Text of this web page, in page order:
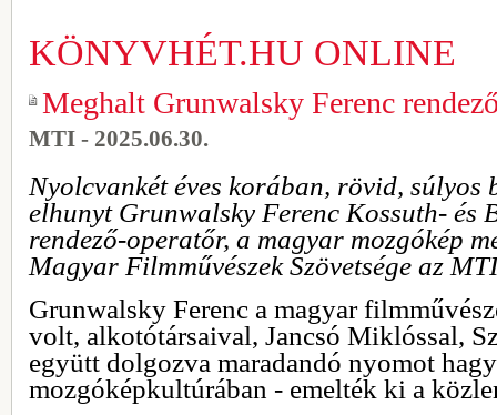
KÖNYVHÉT.HU ONLINE
Meghalt Grunwalsky Ferenc
MTI - 2025.06.30.
Nyolcvankét éves korában, rövid, súlyos
elhunyt Grunwalsky Ferenc Kossuth- és
rendező-operatőr, a magyar mozgókép
Magyar Filmművészek Szövetsége az
Grunwalsky Ferenc a magyar
volt, alkotótársaival, Jancsó Miklóssal,
együtt dolgozva maradandó nyomot
mozgóképkultúrában - emelték ki a